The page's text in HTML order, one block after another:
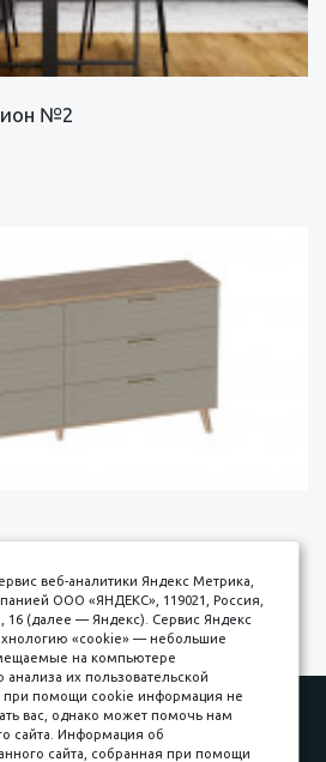
№2
Оплата
Гарантии
веб-аналитики Яндекс Метрика,
ООО «ЯНДЕКС», 119021, Россия,
16 (далее — Яндекс). Сервис Яндекс
«cookie» — небольшие
на компьютере
их пользовательской
при помощи cookie информация не
вас, однако может помочь нам
сайта. Информация об
сайта, собранная при помощи